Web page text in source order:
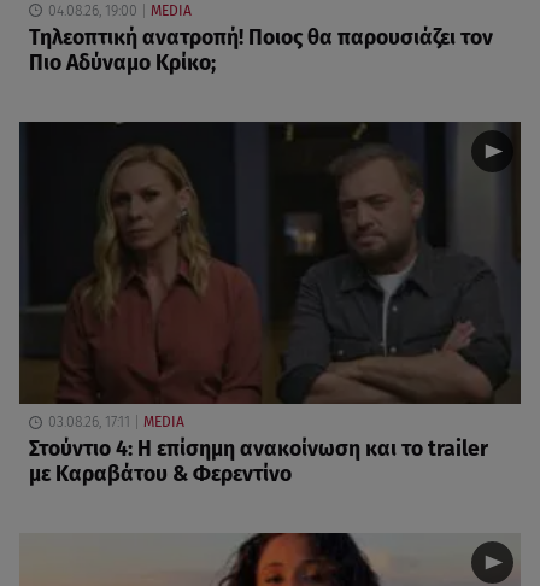
04.08.26, 19:00 MEDIA
Τηλεοπτική ανατροπή! Ποιος θα παρουσιάζει τον
Πιο Αδύναμο Κρίκο;
03.08.26, 17:11 MEDIA
Στούντιο 4: Η επίσημη ανακοίνωση και το trailer
με Καραβάτου & Φερεντίνο